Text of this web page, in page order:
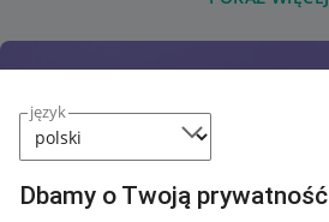
język
Dbamy o Twoją prywatność